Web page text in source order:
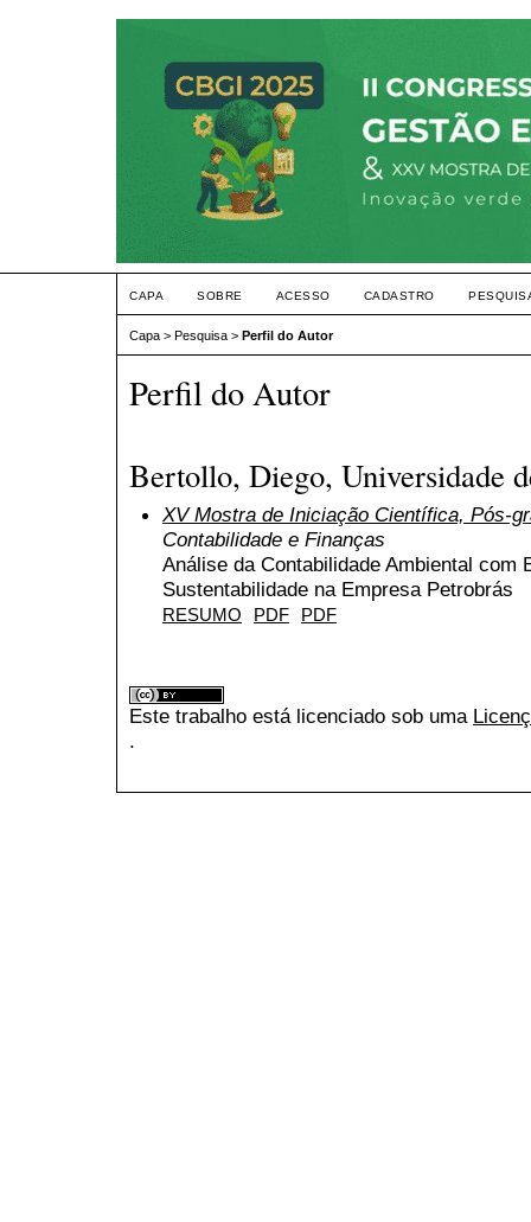
CAPA SOBRE ACESSO CADASTRO
Capa > Pesquisa > Perfil do Autor
Perfil do Autor
Bertollo, Diego, Universidade
XV Mostra de Iniciação Científica, Pós-
Contabilidade e Finanças
Análise da Contabilidade Ambiental com
Sustentabilidade na Empresa Petrobrás
RESUMO PDF PDF
Este trabalho está licenciado sob uma
.